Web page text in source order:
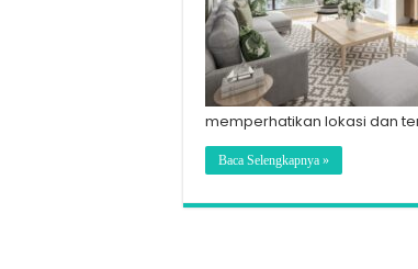
memperhatikan lokasi dan
Baca Selengkapnya »